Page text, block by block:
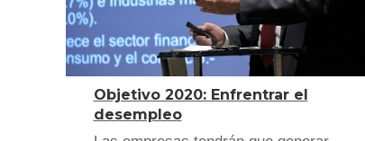
Objetivo 2020: Enfrentrar el
desempleo